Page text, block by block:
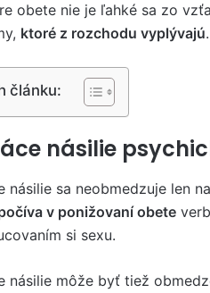
obete nie je ľahké sa zo
ktoré z rozchodu vyplývajú.
článku:
násilie
násilie sa neobmedzuje len
v ponižovaní obete
si sexu.
násilie môže byť tiež